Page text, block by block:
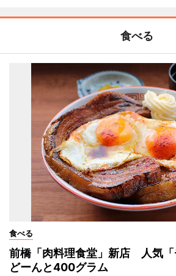
食べる
食べる
前橋「肉料理食堂」新店 人気「
どーんと400グラム